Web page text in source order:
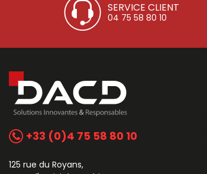
SERVICE CLIENT
04 75 58 80 10
+33 (0)4 75 58 80 10
125 rue du Royans,